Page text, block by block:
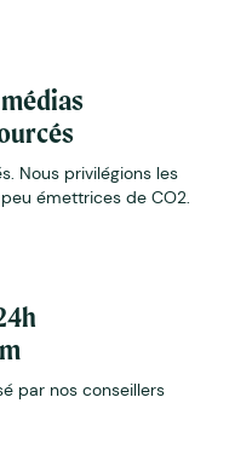
Nous privilégions les
émettrices de CO2.
par nos conseillers